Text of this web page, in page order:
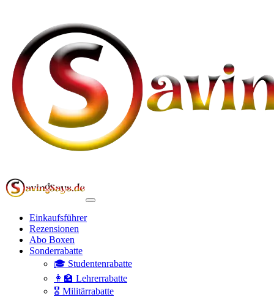
Einkaufsführer
Rezensionen
Abo Boxen
Sonderrabatte
🎓 Studentenrabatte
👩‍🏫 Lehrerrabatte
🎖️ Militärrabatte